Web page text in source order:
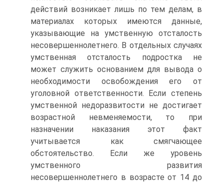
действий возникает лишь по тем делам, в
материалах которых имеются данные,
указывающие на умственную отсталость
несовершеннолетнего. В отдельных случаях
умственная отсталость подростка не
может служить основанием для вывода о
необходимости освобождения его от
уголовной ответственности. Если степень
умственной недоразвитости не достигает
возрастной невменяемости, то при
назначении наказания этот факт
учитывается как смягчающее
обстоятельство. Если же уровень
умственного развития
несовершеннолетнего в возрасте от 14 до